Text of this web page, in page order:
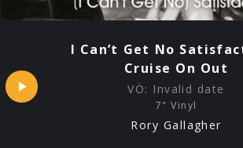
I Can’t Get No
Cruise On Out
VÖ: Invalid date
7" Vinyl
Rory Gallagher